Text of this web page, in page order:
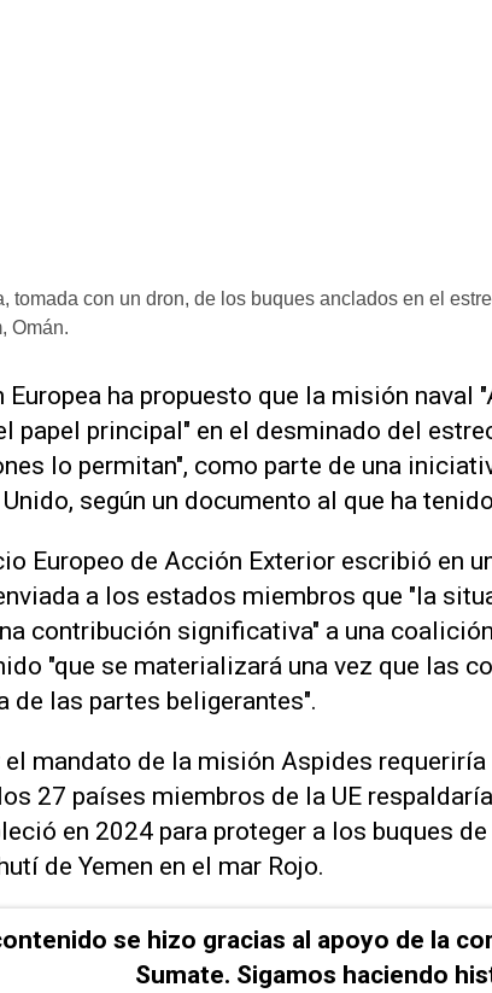
tomada con un dron, de los buques anclados en el
Omán.
Europea ha propuesto que la misión naval
papel ‌principal" en el desminado ‌del
lo permitan", como parte de una
según un documento al que ha
Europeo de Acción Exterior escribió en
⁠a los estados miembros que "la
contribución significativa" ⁠a una
"que se materializará una vez que las
de las ⁠partes beligerantes".
el mandato de la misión ​Aspides
27 ‌países miembros de la UE
en 2024 para proteger a los buques
de Yemen en el mar Rojo.
se hizo gracias al apoyo de la
Sumate. Sigamos haciendo